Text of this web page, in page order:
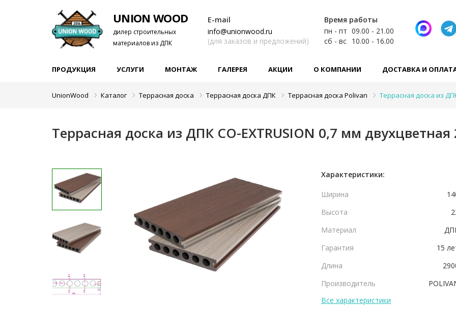
UNION WOOD
дилер строительных
материалов из ДПК
Время работы
пн - пт 09.00 - 21.00
сб - вс 10.00 - 16.00
E-mail
info@unionwood.ru
(для заказов и предложений)
ПРОДУКЦИЯ УСЛУГИ МОНТАЖ ГАЛЕРЕЯ АКЦИИ О КОМПАНИИ ДОСТАВКА И
UnionWood Каталог Террасная доска Террасная доска ДПК Террасная доска Polivan Террасная доска из
Террасная доска из ДПК CO-EXTRUSION 0,7 мм
Характеристики:
Ширина
Высота
Материал
Гарантия
15
Длина
Производитель
Все характеристики